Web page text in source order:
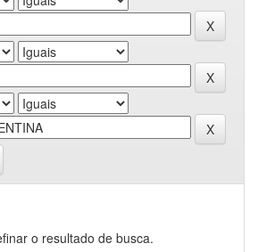
o resultado de busca.